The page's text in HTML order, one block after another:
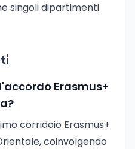
singoli dipartimenti
Erasmus+
corridoio Erasmus+
coinvolgendo